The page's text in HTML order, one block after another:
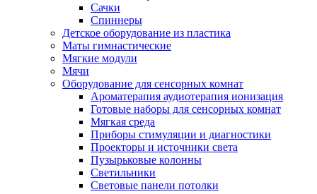
Сачки
Спиннеры
Детское оборудование из пластика
Маты гимнастические
Мягкие модули
Мячи
Оборудование для сенсорных комнат
Ароматерапия аудиотерапия ионизация
Готовые наборы для сенсорных комнат
Мягкая среда
Приборы стимуляции и диагностики
Проекторы и источники света
Пузырьковые колонны
Светильники
Световые панели потолки